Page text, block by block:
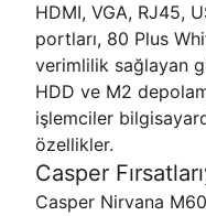
HDMI, VGA, RJ45,
portları, 80 Plus
verimlilik sağlayan
HDD ve M2
işlemciler
özellikler.
Casper
Casper Nirvana